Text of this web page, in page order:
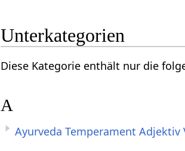
Unterkategorien
Diese Kategorie enthält nur die
A
Ayurveda Temperament Adjektiv